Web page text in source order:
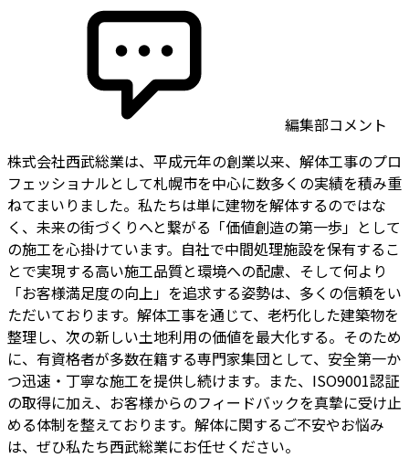
編集部コメント
株式会社西武総業は、平成元年の創業以来、解体工事のプロ
フェッショナルとして札幌市を中心に数多くの実績を積み重
ねてまいりました。私たちは単に建物を解体するのではな
く、未来の街づくりへと繋がる「価値創造の第一歩」として
の施工を心掛けています。自社で中間処理施設を保有するこ
とで実現する高い施工品質と環境への配慮、そして何より
「お客様満足度の向上」を追求する姿勢は、多くの信頼をい
ただいております。解体工事を通じて、老朽化した建築物を
整理し、次の新しい土地利用の価値を最大化する。そのため
に、有資格者が多数在籍する専門家集団として、安全第一か
つ迅速・丁寧な施工を提供し続けます。また、ISO9001認証
の取得に加え、お客様からのフィードバックを真摯に受け止
める体制を整えております。解体に関するご不安やお悩み
は、ぜひ私たち西武総業にお任せください。